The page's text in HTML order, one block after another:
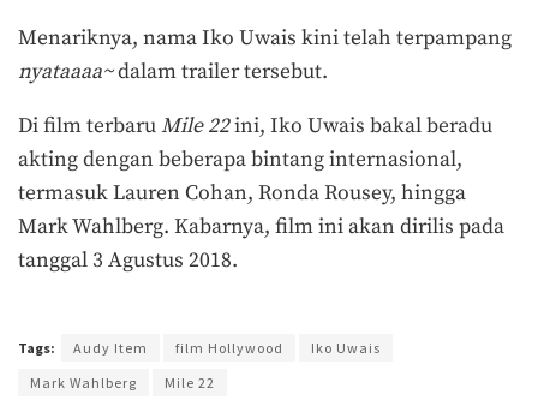
Menariknya, nama Iko Uwais kini telah terpampang
nyataaaa~dalam trailer tersebut.
Di film terbaruMile 22ini, Iko Uwais bakal beradu
akting dengan beberapa bintang internasional,
termasuk Lauren Cohan, Ronda Rousey, hingga
Mark Wahlberg. Kabarnya, film ini akan dirilis pada
tanggal 3 Agustus 2018.
Tags: Audy Item film Hollywood
Iko Uwais
Mark Wahlberg
Mile 22